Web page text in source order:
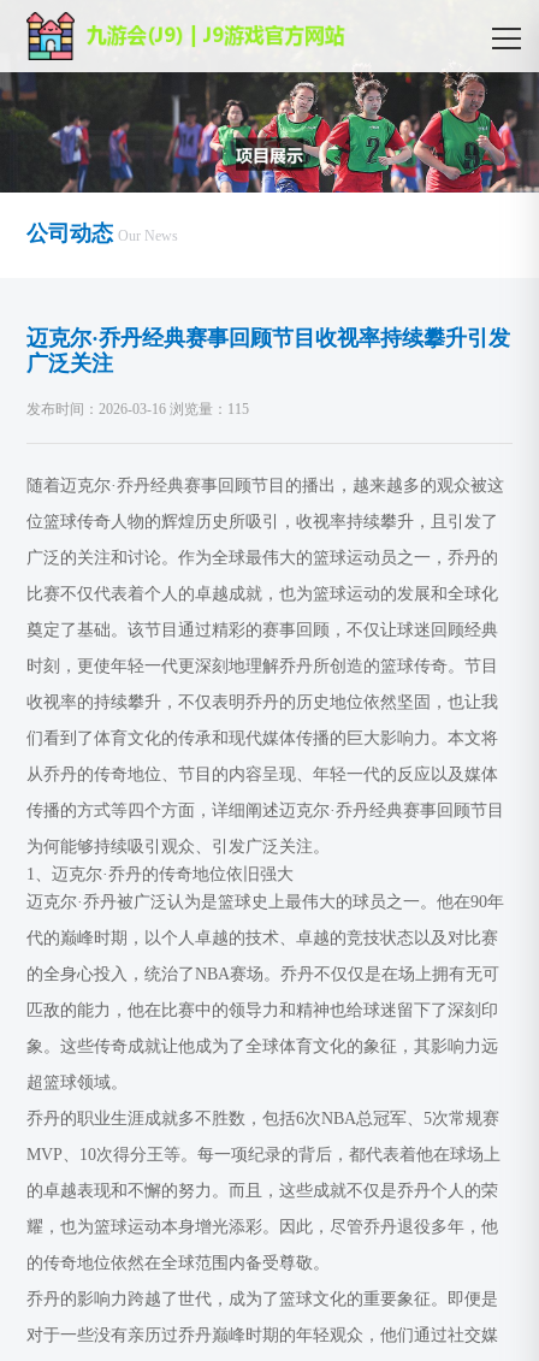
公司动态 Our News
迈克尔·乔丹经典赛事回顾节目收视率持续攀升引发
广泛关注
发布时间：2026-03-16 浏览量：115
随着迈克尔·乔丹经典赛事回顾节目的播出，越来越多的观众被这
位篮球传奇人物的辉煌历史所吸引，收视率持续攀升，且引发了
广泛的关注和讨论。作为全球最伟大的篮球运动员之一，乔丹的
比赛不仅代表着个人的卓越成就，也为篮球运动的发展和全球化
奠定了基础。该节目通过精彩的赛事回顾，不仅让球迷回顾经典
时刻，更使年轻一代更深刻地理解乔丹所创造的篮球传奇。节目
收视率的持续攀升，不仅表明乔丹的历史地位依然坚固，也让我
们看到了体育文化的传承和现代媒体传播的巨大影响力。本文将
从乔丹的传奇地位、节目的内容呈现、年轻一代的反应以及媒体
传播的方式等四个方面，详细阐述迈克尔·乔丹经典赛事回顾节目
为何能够持续吸引观众、引发广泛关注。
1、迈克尔·乔丹的传奇地位依旧强大
迈克尔·乔丹被广泛认为是篮球史上最伟大的球员之一。他在90年
代的巅峰时期，以个人卓越的技术、卓越的竞技状态以及对比赛
的全身心投入，统治了NBA赛场。乔丹不仅仅是在场上拥有无可
匹敌的能力，他在比赛中的领导力和精神也给球迷留下了深刻印
象。这些传奇成就让他成为了全球体育文化的象征，其影响力远
超篮球领域。
乔丹的职业生涯成就多不胜数，包括6次NBA总冠军、5次常规赛
MVP、10次得分王等。每一项纪录的背后，都代表着他在球场上
的卓越表现和不懈的努力。而且，这些成就不仅是乔丹个人的荣
耀，也为篮球运动本身增光添彩。因此，尽管乔丹退役多年，他
的传奇地位依然在全球范围内备受尊敬。
乔丹的影响力跨越了世代，成为了篮球文化的重要象征。即便是
对于一些没有亲历过乔丹巅峰时期的年轻观众，他们通过社交媒